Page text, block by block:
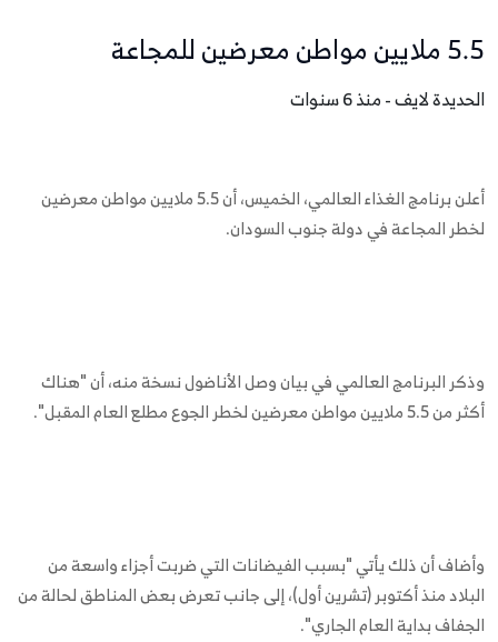
5.5 ملايين مواطن معرضين للمجاعة
الحديدة لايف - منذ 6 سنوات
أعلن برنامج الغذاء العالمي، الخميس، أن 5.5 ملايين مواطن معرضين
لخطر المجاعة في دولة جنوب السودان.
وذكر البرنامج العالمي في بيان وصل الأناضول نسخة منه، أن "هناك
أكثر من 5.5 ملايين مواطن معرضين لخطر الجوع مطلع العام المقبل".
وأضاف أن ذلك يأتي "بسبب الفيضانات التي ضربت أجزاء واسعة من
البلاد منذ أكتوبر (تشرين أول)، إلى جانب تعرض بعض المناطق لحالة من
الجفاف بداية العام الجاري".